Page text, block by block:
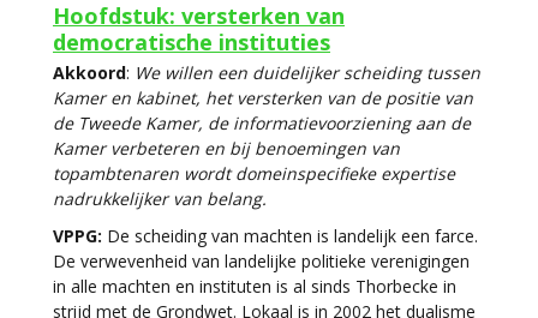
Hoofdstuk: versterken van
democratische instituties
Akkoord: We willen een duidelijker scheiding tussen
Kamer en kabinet, het versterken van de positie van
de Tweede Kamer, de informatievoorziening aan de
Kamer verbeteren en bij benoemingen van
topambtenaren wordt domeinspecifieke expertise
nadrukkelijker van belang.
VPPG: De scheiding van machten is landelijk een farce.
De verwevenheid van landelijke politieke verenigingen
in alle machten en instituten is al sinds Thorbecke in
strijd met de Grondwet. Lokaal is in 2002 het dualisme